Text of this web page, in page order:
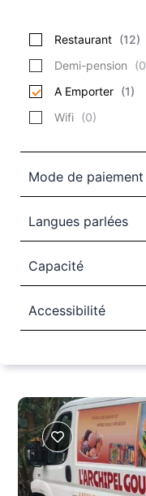
Restaurant (12)
Demi-pension
(0
A Emporter (1)
Wifi (0)
Mode de paiement
Langues parlées
Capacité
Accessibilité